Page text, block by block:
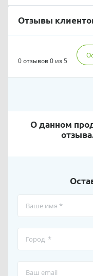
Отзывы
0 отзывов0 из 5
О данном